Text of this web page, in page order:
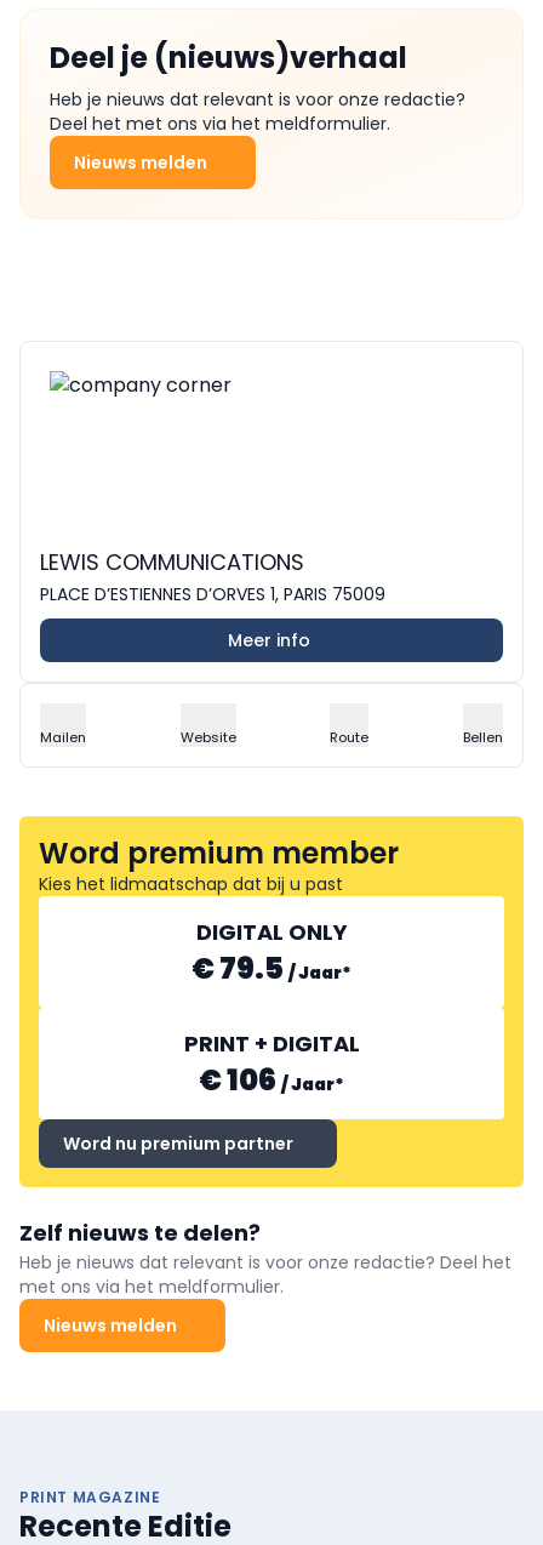
Deel je (nieuws)verhaal
Heb je nieuws dat relevant is voor onze redactie?
Deel het met ons via het meldformulier.
Nieuws melden
LEWIS COMMUNICATIONS
PLACE D’ESTIENNES D’ORVES 1, PARIS 75009
Meer info
Mailen Website Route Bellen
Word premium member
Kies het lidmaatschap dat bij u past
DIGITAL ONLY
€ 79.5 /Jaar*
PRINT + DIGITAL
€ 106 /Jaar*
Word nu premium partner
Zelf nieuws te delen?
Heb je nieuws dat relevant is voor onze redactie? Deel het
met ons via het meldformulier.
Nieuws melden
PRINT MAGAZINE
Recente Editie